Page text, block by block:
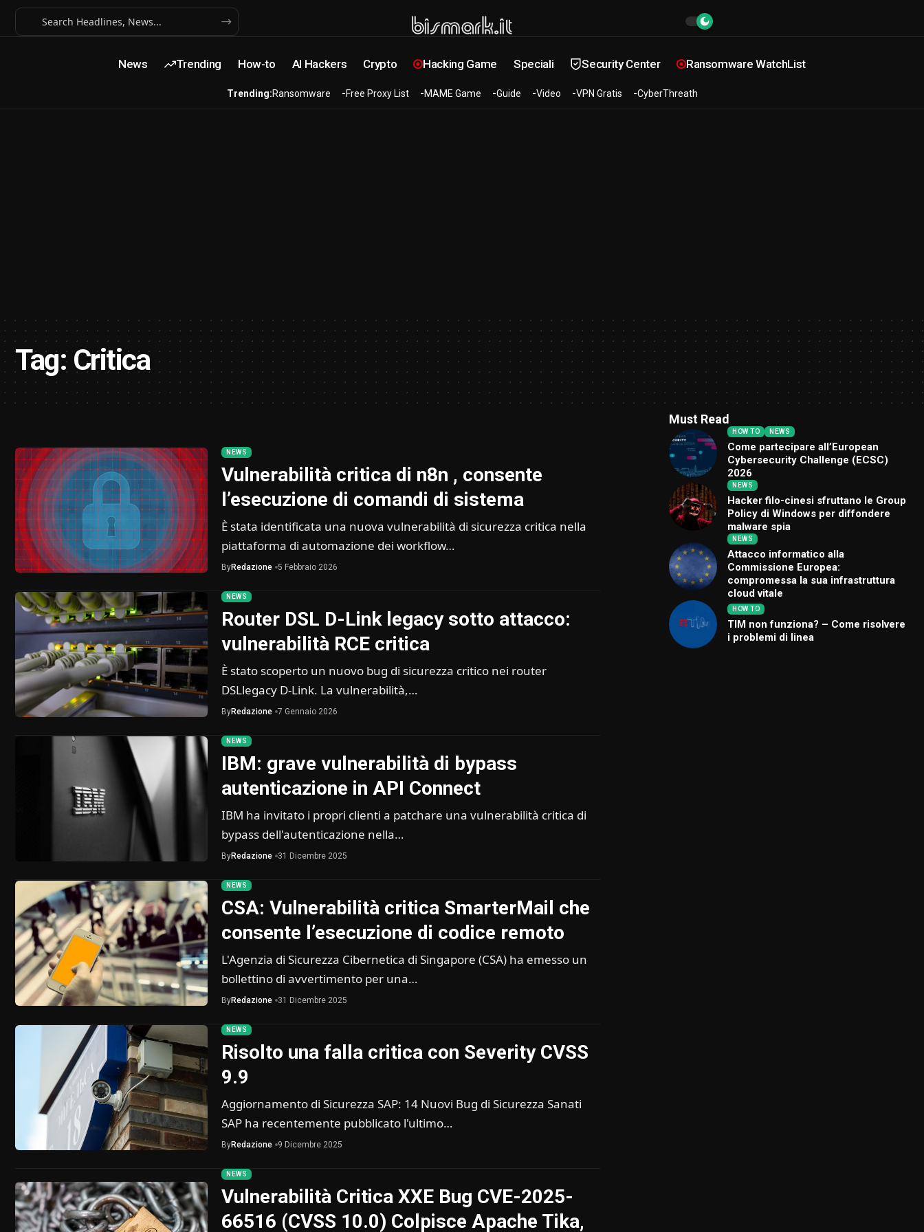
News Trending How-to AI Hackers Crypto Hacking Game Speciali Security Center Ransomware WatchList
Trending:Ransomware Free Proxy List MAME Game Guide Video VPN Gratis CyberThreath
Tag: Critica
NEWS
Vulnerabilità critica di n8n , consente
l’esecuzione di comandi di sistema
È stata identificata una nuova vulnerabilità di sicurezza critica nella
piattaforma di automazione dei workflow…
ByRedazione 5 Febbraio 2026
NEWS
Router DSL D-Link legacy sotto attacco:
vulnerabilità RCE critica
È stato scoperto un nuovo bug di sicurezza critico nei router
DSLlegacy D-Link. La vulnerabilità,…
ByRedazione 7 Gennaio 2026
NEWS
IBM: grave vulnerabilità di bypass
autenticazione in API Connect
IBM ha invitato i propri clienti a patchare una vulnerabilità critica di
bypass dell'autenticazione nella…
ByRedazione 31 Dicembre 2025
NEWS
CSA: Vulnerabilità critica SmarterMail che
consente l’esecuzione di codice remoto
L'Agenzia di Sicurezza Cibernetica di Singapore (CSA) ha emesso un
bollettino di avvertimento per una…
ByRedazione 31 Dicembre 2025
NEWS
Risolto una falla critica con Severity CVSS
9.9
Aggiornamento di Sicurezza SAP: 14 Nuovi Bug di Sicurezza Sanati
SAP ha recentemente pubblicato l'ultimo…
ByRedazione 9 Dicembre 2025
NEWS
Vulnerabilità Critica XXE Bug CVE-2025-
66516 (CVSS 10.0) Colpisce Apache Tika,
Must Read
HOW TO NEWS
Come partecipare all’European
Cybersecurity Challenge (ECSC)
2026
NEWS
Hacker filo-cinesi sfruttano le Group
Policy di Windows per diffondere
malware spia
NEWS
Attacco informatico alla
Commissione Europea:
compromessa la sua infrastruttura
cloud vitale
HOW TO
TIM non funziona? – Come risolvere
i problemi di linea